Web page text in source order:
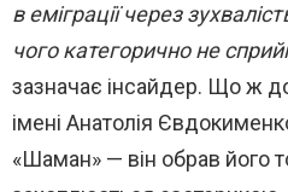
в еміграції через
чого категорично не
зазначає інсайдер. Що ж
імені Анатолія
«Шаман» — він обрав його